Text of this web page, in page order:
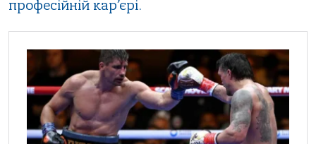
професійній кар’єрі.